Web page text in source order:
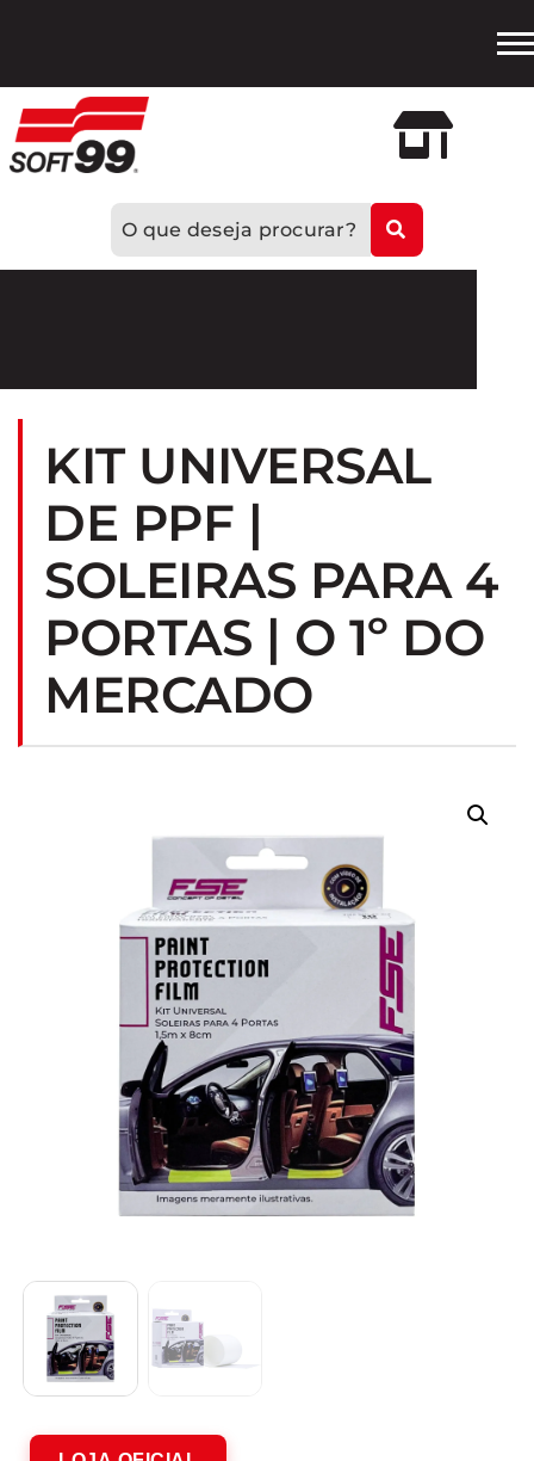
KIT UNIVERSAL
DE PPF |
SOLEIRAS PARA 4
PORTAS | O 1º DO
MERCADO